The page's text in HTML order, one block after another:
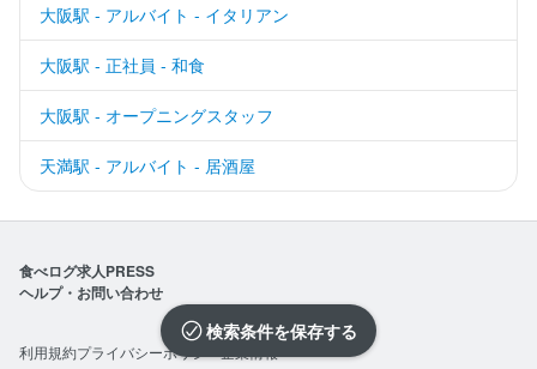
検索条件を保存
大阪駅 - アルバイト - イタリアン
大阪駅 - 正社員 - 和食
大阪駅 - オープニングスタッフ
天満駅 - アルバイト - 居酒屋
食べログ求人PRESS
ヘルプ・お問い合わせ
利用規約プライバシーポリシー